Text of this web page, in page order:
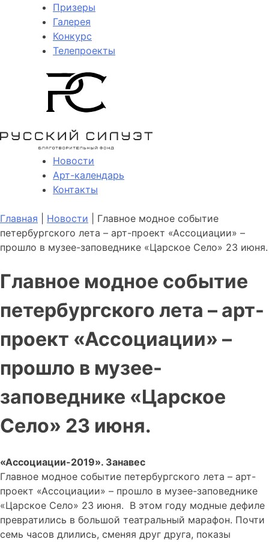
Призеры
Галерея
Конкурс
Телепроекты
Новости
Арт-календарь
Контакты
Главная Новости | Главное модное событие
петербургского лета – арт-проект «Ассоциации» –
прошло в музее-заповеднике «Царское Село» 23 июня.
Главное модное событие
петербургского лета – арт-
проект «Ассоциации» –
прошло в музее-
заповеднике «Царское
Село» 23 июня.
«Ассоциации-2019». Занавес
Главное модное событие петербургского лета – арт-
проект «Ассоциации» – прошло в музее-заповеднике
«Царское Село» 23 июня. В этом году модные дефиле
превратились в большой театральный марафон. Почти
семь часов длились, сменяя друг друга, показы